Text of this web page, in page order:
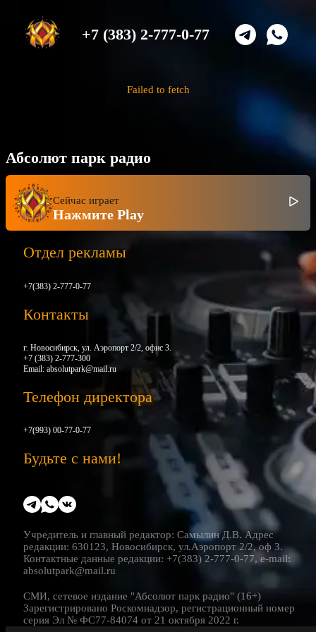
+7 (383) 2-777-0-77
Failed to fetch
Абсолют парк радио
Сейчас играет
Нажмите Play
Отдел рекламы
+7(383) 2-777-0-77
Контакты
г. Новосибирск, ул. Аэропорт 2/2, офис 3.
+7 (383) 2-777-300
Email: absolutpark@mail.ru
Телефон директора
+7(993) 00-77-0-77
Будьте с нами!
Учредитель и главный редактор: Самылин Д.В. Адрес
редакции: 630123, Новосибирск, ул.Аэропорт 2/2, оф 3.
Контактные данные редакции: +7(383) 2-777-0-77, e-mail:
absolutpark@mail.ru
СМИ, сетевое издание "Абсолют парк радио" (16+)
Зарегистрировано Роскомнадзор, регистрационный номер
серия Эл № ФС77-84074 от 21 октября 2022 г.